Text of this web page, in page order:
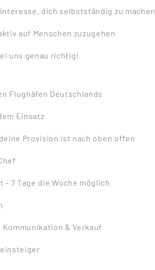
dich selbstständig zu machen
auf Menschen zuzugehen
uns genau richtig!
Flughäfen Deutschlands
Einsatz
Provision ist nach oben offen
7 Tage die Woche möglich
& Verkauf